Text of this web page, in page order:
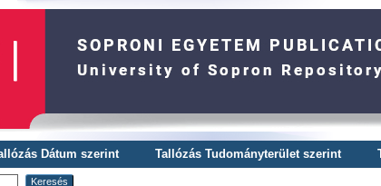
Dátum szerint Tallózás Tudományterület szerint